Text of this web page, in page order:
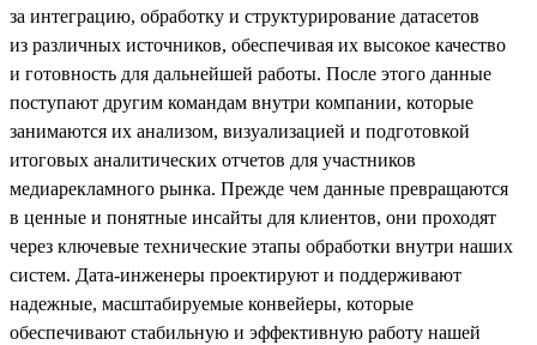
за интеграцию, обработку и структурирование датасетов
из различных источников, обеспечивая их высокое качество
и готовность для дальнейшей работы. После этого данные
поступают другим командам внутри компании, которые
занимаются их анализом, визуализацией и подготовкой
итоговых аналитических отчетов для участников
медиарекламного рынка. Прежде чем данные превращаются
в ценные и понятные инсайты для клиентов, они проходят
через ключевые технические этапы обработки внутри наших
систем. Дата-инженеры проектируют и поддерживают
надежные, масштабируемые конвейеры, которые
обеспечивают стабильную и эффективную работу нашей